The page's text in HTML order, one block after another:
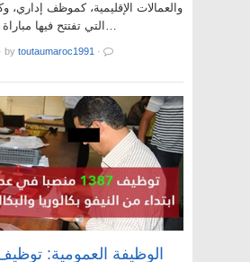
والعمالات الإقليمية، كموظف
التي تفتتح فيها مباراة للتباري بشأنها من…
· by toutaumaroc1991 ·